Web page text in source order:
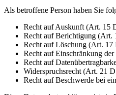
Als betroffene Person haben Sie
Recht auf Auskunft (Art. 15
Recht auf Berichtigung (Art.
Recht auf Löschung (Art.
Recht auf Einschränkung
Recht auf
Widerspruchsrecht (Art. 21
Recht auf Beschwerde bei